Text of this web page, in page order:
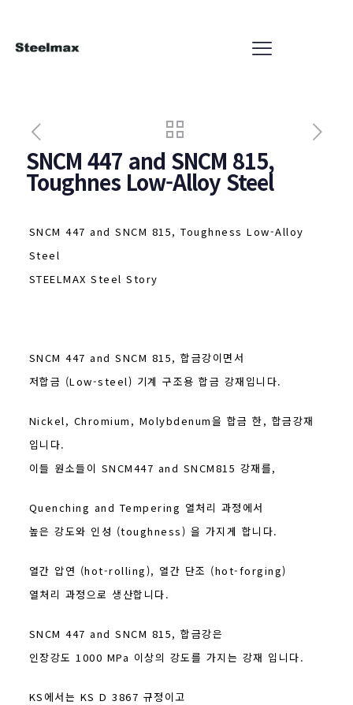
SNCM 447 and SNCM 815,
Toughnes Low-Alloy Steel
SNCM 447 and SNCM 815, Toughness Low-Alloy
Steel
STEELMAX Steel Story
SNCM 447 and SNCM 815, 합금강이면서
저합금 (Low-steel) 기계 구조용 합금 강재입니다.
Nickel, Chromium, Molybdenum을 합금 한, 합금강재
입니다.
이들 원소들이 SNCM447 and SNCM815 강재를,
Quenching and Tempering 열처리 과정에서
높은 강도와 인성 (toughness) 을 가지게 합니다.
열간 압연 (hot-rolling), 열간 단조 (hot-forging)
열처리 과정으로 생산합니다.
SNCM 447 and SNCM 815, 합금강은
인장강도 1000 MPa 이상의 강도를 가지는 강재 입니다.
KS에서는 KS D 3867 규정이고